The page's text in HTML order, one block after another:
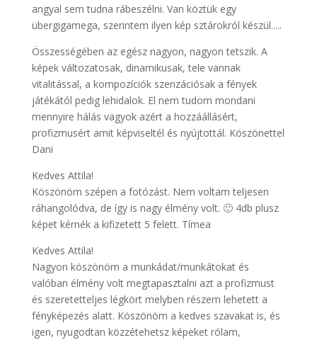
angyal sem tudna rábeszélni. Van köztük egy
übergigamega, szerintem ilyen kép sztárokról készül.....
Összességében az egész nagyon, nagyon tetszik. A
képek változatosak, dinamikusak, tele vannak
vitalitással, a kompozíciók szenzációsak a fények
játékától pedig lehidalok. El nem tudom mondani
mennyire hálás vagyok azért a hozzáállásért,
profizmusért amit képviseltél és nyújtottál. Köszönettel
Dani
Kedves Attila!
Köszönöm szépen a fotózást. Nem voltam teljesen
ráhangolódva, de így is nagy élmény volt. 🙂 4db plusz
képet kérnék a kifizetett 5 felett. Tímea
Kedves Attila!
Nagyon köszönöm a munkádat/munkátokat és
valóban élmény volt megtapasztalni azt a profizmust
és szeretetteljes légkört melyben részem lehetett a
fényképezés alatt. Köszönöm a kedves szavakat is, és
igen, nyugodtan közzétehetsz képeket rólam,